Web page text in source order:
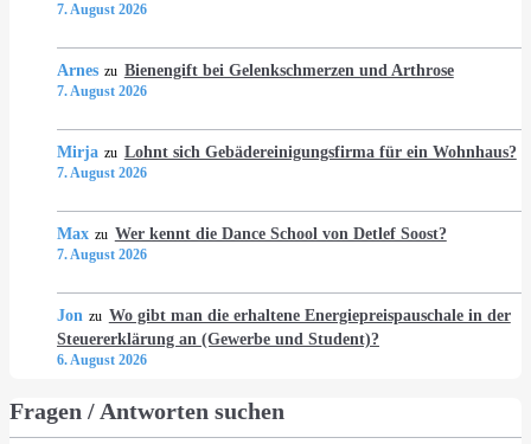
7. August 2026
Arnes zu Bienengift bei Gelenkschmerzen und Arthrose
7. August 2026
Mirja zu Lohnt sich Gebädereinigungsfirma für ein Wohnhaus?
7. August 2026
Max zu Wer kennt die Dance School von Detlef Soost?
7. August 2026
Jon zu Wo gibt man die erhaltene Energiepreispauschale in der
Steuererklärung an (Gewerbe und Student)?
6. August 2026
Fragen / Antworten suchen